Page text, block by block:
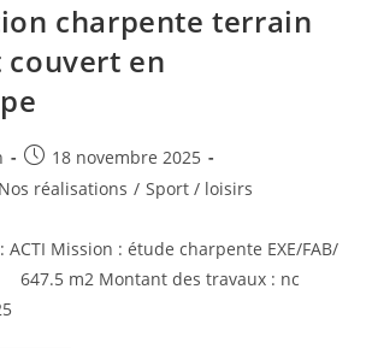
charpente terrain
couvert en
18 novembre 2025
Nos réalisations / Sport / loisirs
ACTI Mission : étude charpente EXE/FAB/
m2 Montant des travaux : nc